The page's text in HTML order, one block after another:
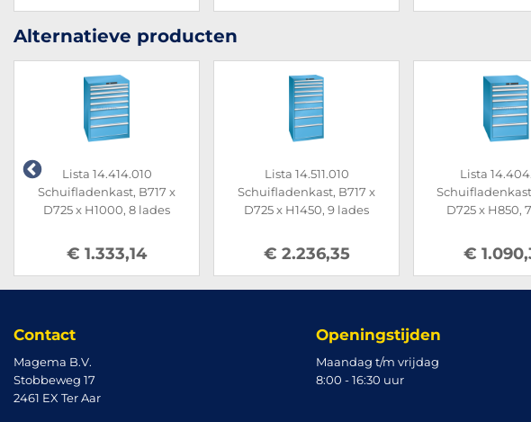
Alternatieve producten
Lista 14.414.010
Schuifladenkast, B717 x
D725 x H1000, 8 lades
€ 1.333,14
Lista 14.511.010
Schuifladenkast, B717 x
D725 x H1450, 9 lades
€ 2.236,35
Lista
D725 x H850,
€
Contact
Magema B.V.
Stobbeweg 17
2461 EX Ter Aar
Openingstijden
Maandag t/m vrijdag
8:00 - 16:30 uur